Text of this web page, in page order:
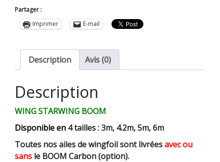
Partager :
Imprimer
E-mail
Description Avis (0)
Description
WING STARWING BOOM
Disponibleen 4 tailles : 3m, 4.2m, 5m, 6m
Toutes nos ailes de wingfoil sont livréesavec ou
sans le BOOM Carbon (option).